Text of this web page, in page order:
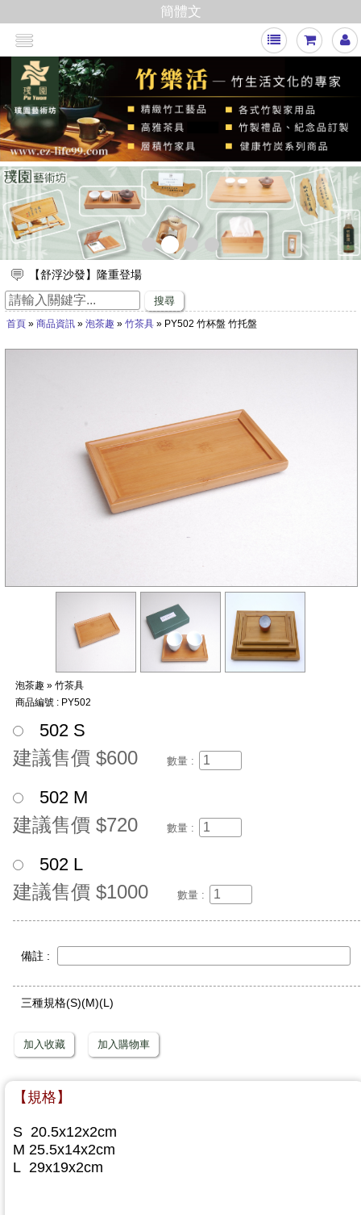
簡體文
< >
【舒浮沙發】隆重登場
想要一直賺嗎？快來璞園選購100cm的一直炭，讓您一直一直賺
哦！
搜尋
首頁» 商品資訊» 泡茶趣 » 竹茶具» PY502 竹杯盤 竹托盤
泡茶趣 » 竹茶具
商品編號 : PY502
502 S
建議售價 $600 數量 :
502 M
建議售價 $720 數量 :
502 L
建議售價 $1000 數量 :
備註 :
三種規格(S)(M)(L)
加入收藏 加入購物車
【規格】
S 20.5x12x2cm
M 25.5x14x2cm
L 29x19x2cm